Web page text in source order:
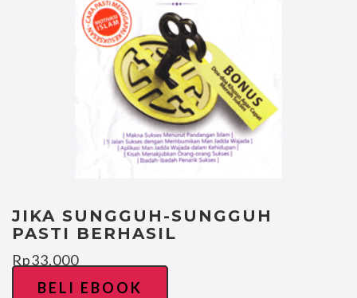
JIKA SUNGGUH-SUNGGUH
PASTI BERHASIL
Rp33.000
BELI EBOOK